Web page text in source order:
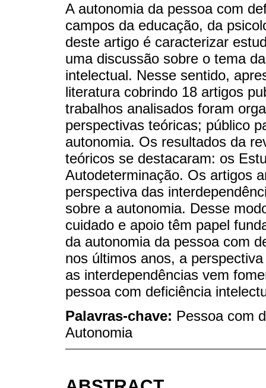
A autonomia da pessoa com
campos da educação, da
deste artigo é caracterizar
uma discussão sobre o tema
intelectual. Nesse sentido,
literatura cobrindo 18 artigos
trabalhos analisados foram
perspectivas teóricas; público
autonomia. Os resultados da
teóricos se destacaram: os
Autodeterminação. Os artigos
perspectiva das
sobre a autonomia. Desse
cuidado e apoio têm papel
da autonomia da pessoa com
nos últimos anos, a
as interdependências vem
pessoa com deficiência
Palavras-chave: Pessoa com
Autonomia